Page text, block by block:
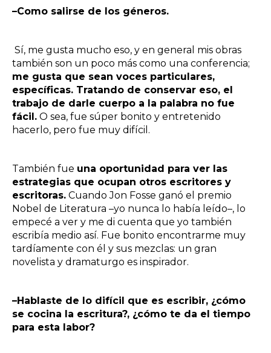
–Como salirse de los géneros.
Sí, me gusta mucho eso, y en general mis obras
también son un poco más como una conferencia;
me gusta que sean voces particulares,
específicas. Tratando de conservar eso, el
trabajo de darle cuerpo a la palabra no fue
fácil. O sea, fue súper bonito y entretenido
hacerlo, pero fue muy difícil.
También fue una oportunidad para ver las
estrategias que ocupan otros escritores y
escritoras. Cuando Jon Fosse ganó el premio
Nobel de Literatura –yo nunca lo había leído–, lo
empecé a ver y me di cuenta que yo también
escribía medio así. Fue bonito encontrarme muy
tardíamente con él y sus mezclas: un gran
novelista y dramaturgo es inspirador.
–Hablaste de lo difícil que es escribir, ¿cómo
se cocina la escritura?, ¿cómo te da el tiempo
para esta labor?